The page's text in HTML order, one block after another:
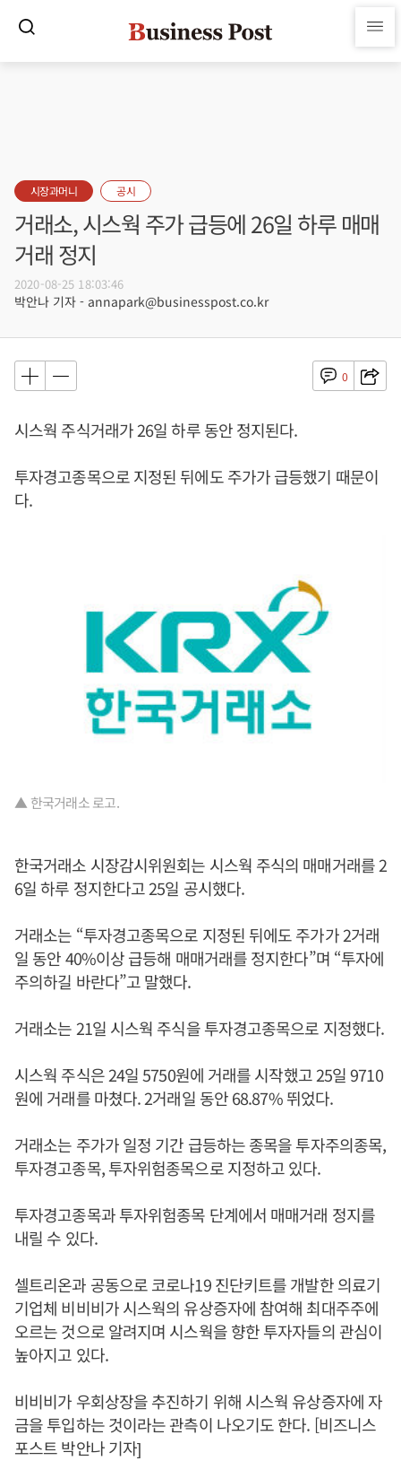
시장과머니 공시
거래소, 시스웍 주가 급등에 26일 하루 매매
거래 정지
2020-08-25 18:03:46
박안나 기자 - annapark@businesspost.co.kr
0
시스웍 주식거래가 26일 하루 동안 정지된다.
투자경고종목으로 지정된 뒤에도 주가가 급등했기 때문이
다.
▲ 한국거래소 로고.
한국거래소 시장감시위원회는 시스웍 주식의 매매거래를 2
6일 하루 정지한다고 25일 공시했다.
거래소는 “투자경고종목으로 지정된 뒤에도 주가가 2거래
일 동안 40%이상 급등해 매매거래를 정지한다”며 “투자에
주의하길 바란다”고 말했다.
거래소는 21일 시스웍 주식을 투자경고종목으로 지정했다.
시스웍 주식은 24일 5750원에 거래를 시작했고 25일 9710
원에 거래를 마쳤다. 2거래일 동안 68.87% 뛰었다.
거래소는 주가가 일정 기간 급등하는 종목을 투자주의종목,
투자경고종목, 투자위험종목으로 지정하고 있다.
투자경고종목과 투자위험종목 단계에서 매매거래 정지를
내릴 수 있다.
셀트리온과 공동으로 코로나19 진단키트를 개발한 의료기
기업체 비비비가 시스웍의 유상증자에 참여해 최대주주에
오르는 것으로 알려지며 시스웍을 향한 투자자들의 관심이
높아지고 있다.
비비비가 우회상장을 추진하기 위해 시스웍 유상증자에 자
금을 투입하는 것이라는 관측이 나오기도 한다. [비즈니스
포스트 박안나 기자]